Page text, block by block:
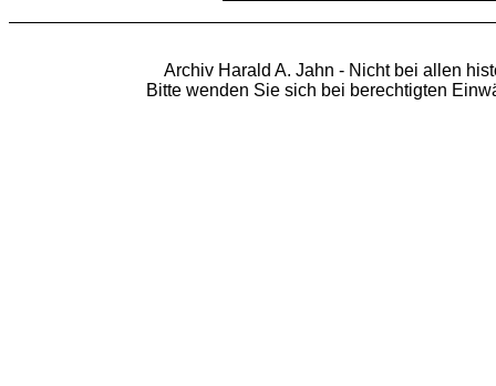
Archiv Harald A. Jahn - Nicht bei allen
Bitte wenden Sie sich bei berechtigten